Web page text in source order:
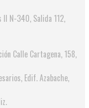
II N-340, Salida 112,
Calle Cartagena, 158,
Edif. Azabache,